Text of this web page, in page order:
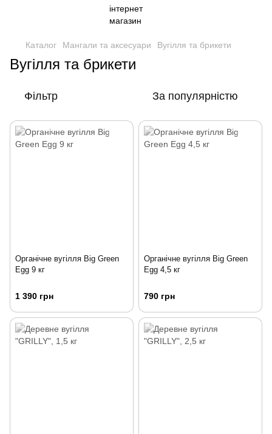
Каталог Мангали та аксесуари Вугілля та брикети
Вугілля та брикети
Фільтр За популярністю
Органічне вугілля Big Green
Egg 9 кг
1 390 грн
Органічне вугілля Big Green
Egg 4,5 кг
790 грн